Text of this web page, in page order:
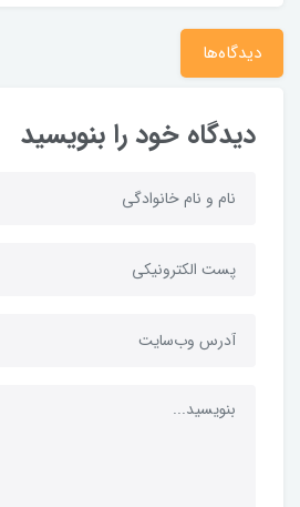
دیدگاه‌ها
دیدگاه خود را بنویسید